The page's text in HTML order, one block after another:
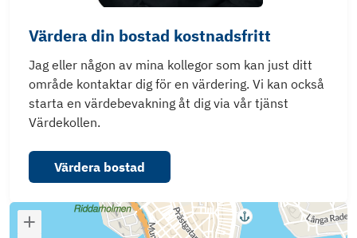
Värdera din bostad kostnadsfritt
Jag eller någon av mina kollegor som kan just ditt
område kontaktar dig för en värdering. Vi kan också
starta en värdebevakning åt dig via vår tjänst
Värdekollen.
Värdera bostad